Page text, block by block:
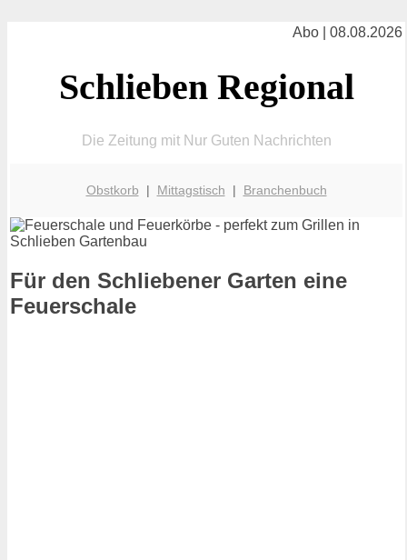
Abo | 08.08.2026
Schlieben Regional
Die Zeitung mit Nur Guten Nachrichten
Obstkorb | Mittagstisch | Branchenbuch
Für den Schliebener Garten eine
Feuerschale